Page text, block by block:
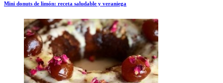
Mini donuts de limón: receta saludable y veraniega